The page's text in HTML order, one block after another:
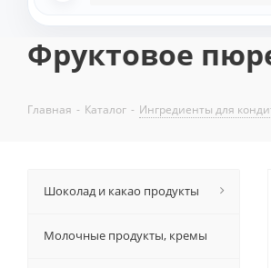
Фруктовое
Главная - Каталог - Ингредиенты для
Шоколад и какао продукты
Молочные продукты, кремы